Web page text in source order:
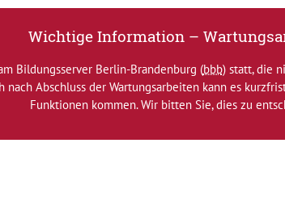
Wichtige Information –
Bildungsserver Berlin-Brandenburg (bbb) statt, die
Abschluss der Wartungsarbeiten kann es
Funktionen kommen. Wir bitten Sie, dies zu